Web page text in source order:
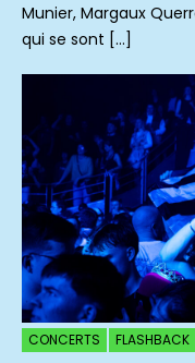
Munier, Margaux
qui se sont […]
CONCERTS FLASHBACK